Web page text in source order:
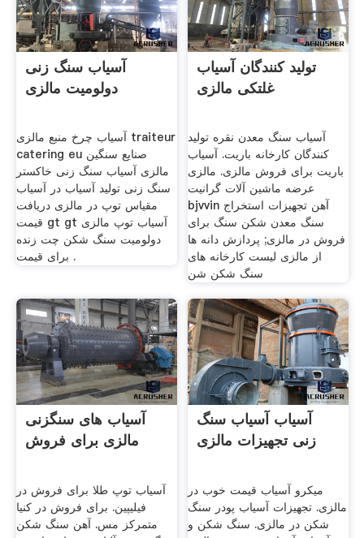
آسیاب سنگ زنی
دولومیت مالزی
آسیاب چرخ منبع مالزی traiteur
catering eu صنایع سنگین
مالزی آسیاب سنگ زنی خاکستر
سنگ زنی تولید آسیاب در آسیاب
مقیاس توپ در مالزی دریافت
قیمت gt gt آسیاب توپ مالزی
دولومیت سنگ شکن چت زنده
برای قیمت .
تولید کنندگان آسیاب
غلتکی مالزی
آسیاب سنگ معدن نقره تولید
کنندگان کارخانه باریت. آسیاب
باریت برای فروش مالزی. مالزی
عرضه ماشین آلات گرانیت
bjvvin آهن تجهیزات استخراج
سنگ معدن شکن سنگ برای
فروش در مالزی; پردازش دانه ها
از مالزی لیست کارخانه های
سنگ شکن شن
آسیاب های سنگزنی
مالزی برای فروش
آسیاب توپ طلا برای فروش در
فیلیپین. برای فروش در کنیا
متمرکز مس. آهن سنگ شکن
آسیاب آسیاب سنگ
زنی تجهیزات مالزی
میکرو آسیاب قیمت خوب در
مالزی. تجهیزات آسیاب پودر سنگ
شکن در مالزی. سنگ شکن و